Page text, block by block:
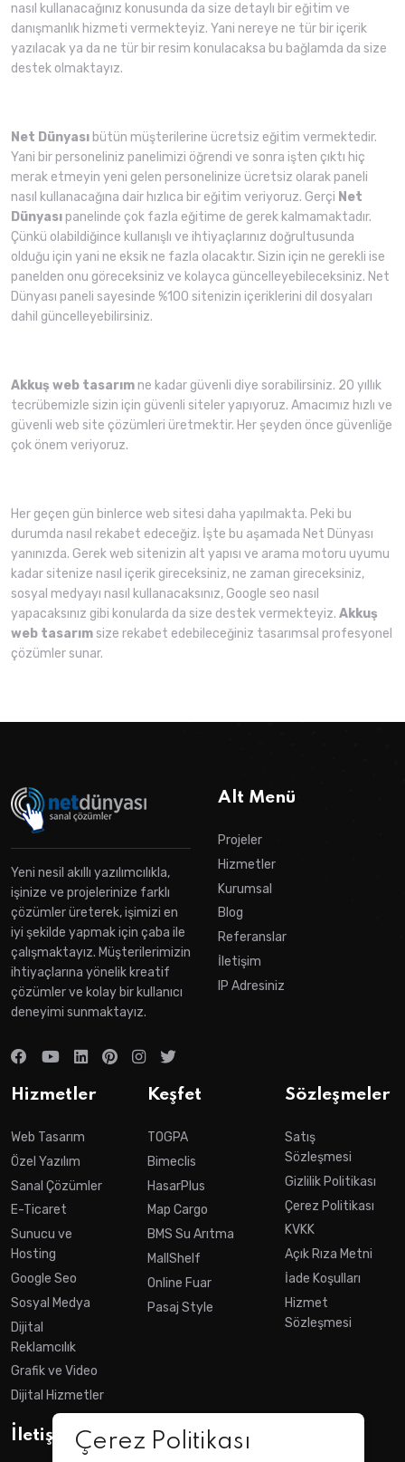
nasıl kullanacağınız konusunda da size detaylı bir eğitim ve
danışmanlık hizmeti vermekteyiz. Yani nereye ne tür bir içerik
yazılacak ya da ne tür bir resim konulacaksa bu bağlamda da size
destek olmaktayız.
Net Dünyası bütün müşterilerine ücretsiz eğitim vermektedir.
Yani bir personeliniz panelimizi öğrendi ve sonra işten çıktı hiç
merak etmeyin yeni gelen personelinize ücretsiz olarak paneli
nasıl kullanacağına dair hızlıca bir eğitim veriyoruz. Gerçi Net
Dünyasıpanelinde çok fazla eğitime de gerek kalmamaktadır.
Çünkü olabildiğince kullanışlı ve ihtiyaçlarınız doğrultusunda
olduğu için yani ne eksik ne fazla olacaktır. Sizin için ne gerekli ise
panelden onu göreceksiniz ve kolayca güncelleyebileceksiniz. Net
Dünyası paneli sayesinde %100 sitenizin içeriklerini dil dosyaları
dahil güncelleyebilirsiniz.
Akkuş web tasarımne kadar güvenli diye sorabilirsiniz. 20 yıllık
tecrübemizle sizin için güvenli siteler yapıyoruz. Amacımız hızlı ve
güvenli web site çözümleri üretmektir. Her şeyden önce güvenliğe
çok önem veriyoruz.
Her geçen gün binlerce web sitesi daha yapılmakta. Peki bu
durumda nasıl rekabet edeceğiz. İşte bu aşamada Net Dünyası
yanınızda. Gerek web sitenizin alt yapısı ve arama motoru uyumu
kadar sitenize nasıl içerik gireceksiniz, ne zaman gireceksiniz,
sosyal medyayı nasıl kullanacaksınız, Google seo nasıl
yapacaksınız gibi konularda da size destek vermekteyiz. Akkuş
web tasarımsize rekabet edebileceğiniz tasarımsal profesyonel
çözümler sunar.
Yeni nesil akıllı yazılımcılıkla,
işinize ve projelerinize farklı
çözümler üreterek, işimizi en
iyi şekilde yapmak için çaba ile
çalışmaktayız. Müşterilerimizin
ihtiyaçlarına yönelik kreatif
çözümler ve kolay bir kullanıcı
deneyimi sunmaktayız.
Alt Menü
Projeler
Hizmetler
Kurumsal
Blog
Referanslar
İletişim
IP Adresiniz
Hizmetler
Web Tasarım
Özel Yazılım
Sanal Çözümler
E-Ticaret
Sunucu ve
Hosting
Google Seo
Sosyal Medya
Dijital
Reklamcılık
Grafik ve Video
Dijital Hizmetler
Keşfet
TOGPA
Bimeclis
HasarPlus
Map Cargo
BMS Su Arıtma
MallShelf
Online Fuar
Pasaj Style
Sözleşmeler
Satış
Sözleşmesi
Gizlilik Politikası
Çerez Politikası
KVKK
Açık Rıza Metni
İade Koşulları
Hizmet
Sözleşmesi
İletişim Çerez Politikası